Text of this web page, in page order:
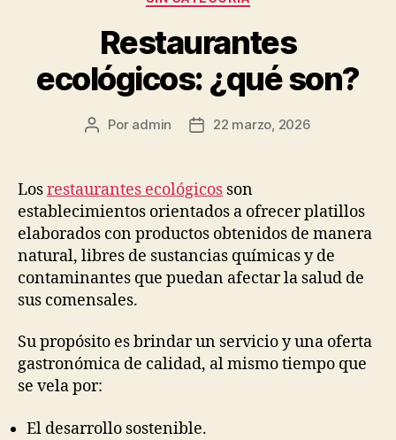
Restaurantes
ecológicos: ¿qué son?
Autor
publicación
Por admin
Fecha
publicación
22 marzo, 2026
Losrestaurantes ecológicos son
establecimientos orientados a ofrecer platillos
elaborados con productos obtenidos de manera
natural, libres de sustancias químicas y de
contaminantes que puedan afectar la salud de
sus comensales.
Su propósito es brindar un servicio y una oferta
gastronómica de calidad, al mismo tiempo que
se vela por:
El desarrollo sostenible.